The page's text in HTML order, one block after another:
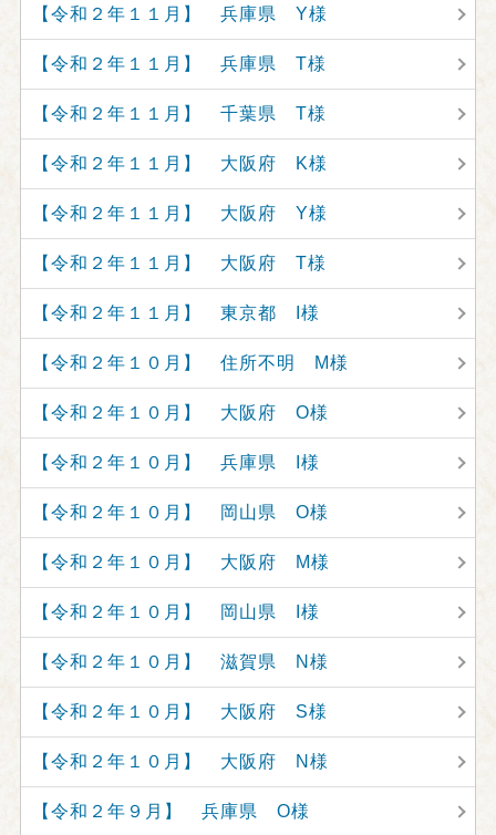
【令和２年１１月】 兵庫県 Y様
【令和２年１１月】 兵庫県 T様
【令和２年１１月】 千葉県 T様
【令和２年１１月】 大阪府 K様
【令和２年１１月】 大阪府 Y様
【令和２年１１月】 大阪府 T様
【令和２年１１月】 東京都 I様
【令和２年１０月】 住所不明 M様
【令和２年１０月】 大阪府 O様
【令和２年１０月】 兵庫県 I様
【令和２年１０月】 岡山県 O様
【令和２年１０月】 大阪府 M様
【令和２年１０月】 岡山県 I様
【令和２年１０月】 滋賀県 N様
【令和２年１０月】 大阪府 S様
【令和２年１０月】 大阪府 N様
【令和２年９月】 兵庫県 O様